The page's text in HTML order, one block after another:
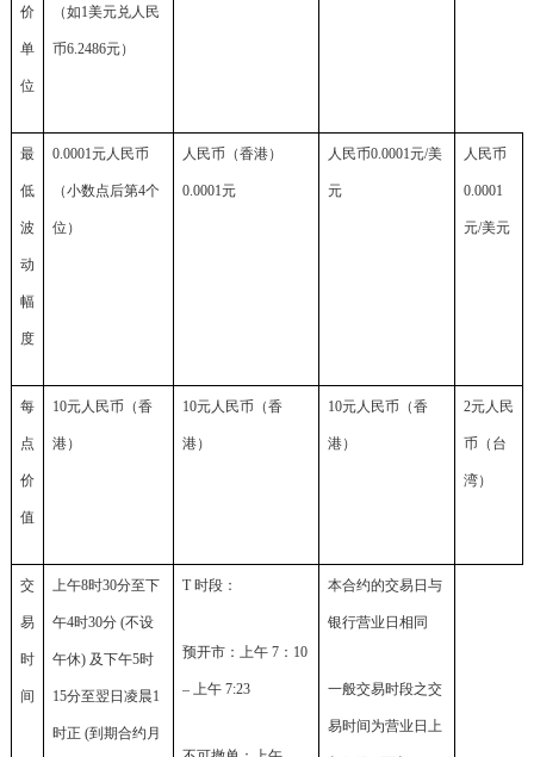
价
单
位
（如1美元兑人民
币6.2486元）
最
低
波
动
幅
度
0.0001元人民币
（小数点后第4个
位）
人民币（香港）
0.0001元
人民币0.0001元/美
元
人民币
0.0001
元/美元
每
点
价
值
10元人民币（香
港）
10元人民币（香
港）
10元人民币（香
港）
2元人民
币（台
湾）
交
易
时
间
上午8时30分至下
午4时30分 (不设
午休) 及下午5时
15分至翌日凌晨1
时正 (到期合约月
T 时段：
预开市：上午 7：10
– 上午 7:23
本合约的交易日与
银行营业日相同
一般交易时段之交
易时间为营业日上